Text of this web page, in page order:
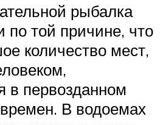
рыбалка
по той причине, что
количество мест,
в первозданном
В водоемах